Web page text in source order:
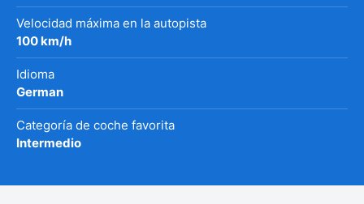
Velocidad máxima en la autopista
100 km/h
Idioma
German
Categoría de coche favorita
Intermedio